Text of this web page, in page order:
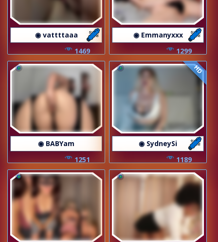
◉ vattttaaa
1469
◉ Emmanyxxx
1299
◉ BABYam
1251
HD
◉ SydneySi
1189